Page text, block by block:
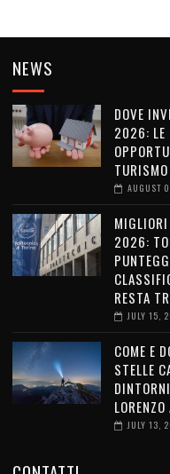
NEWS
DOVE
2026: LE
AUGUST
2026:
RESTA
JULY 15,
COME E
STELLE
JULY 13,